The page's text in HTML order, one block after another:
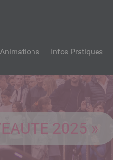
Infos Pratiques
2025 »